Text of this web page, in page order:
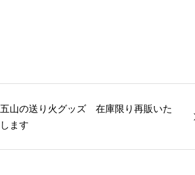
五山の送り火グッズ 在庫限り再販いた
します